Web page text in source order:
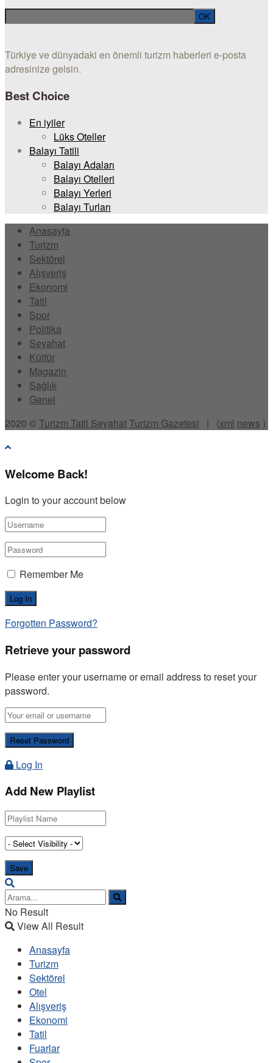
Türkiye ve dünyadaki en önemli turizm haberleri e-posta
adresinize gelsin.
Best Choice
En iyiler
Lüks Oteller
Balayı Tatili
Balayı Adaları
Balayı Otelleri
Balayı Yerleri
Balayı Turları
Anasayfa
Turizm
Sektörel
Alışveriş
Ekonomi
Tatil
Spor
Politika
Seyahat
Kültür
Magazin
Sağlık
Genel
2020 ©Turizm Tatil SeyahatTurizm Gazetesi | (xml news )
Welcome Back!
Login to your account below
Remember Me
Forgotten Password?
Retrieve your password
Please enter your username or email address to reset your
password.
Log In
Add New Playlist
No Result
View All Result
Anasayfa
Turizm
Sektörel
Otel
Alışveriş
Ekonomi
Tatil
Fuarlar